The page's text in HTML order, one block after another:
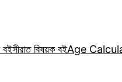
বইসীরাত বিষয়ক বইAge